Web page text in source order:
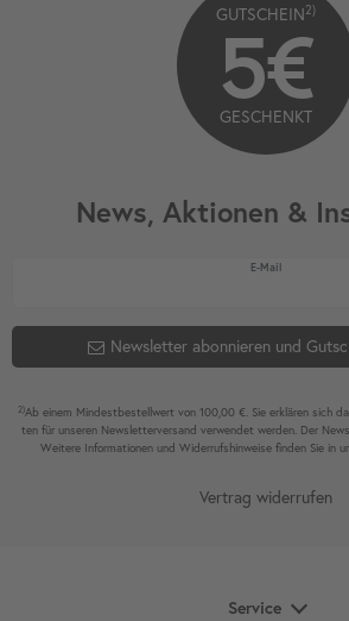
News, Aktionen &
E-MailNewsletter Honig
Newsletter abonnieren und
2)Ab einem Mindest­bestell­wert von 100,00 €. Sie erklären sich
ten für unseren News­letter­versand ver­wen­det werden. Der
Weitere Infor­mationen und Wider­rufshin­weise finden Sie in
GUTSCHEIN2)
5€
GESCHENKT
Vertrag widerrufen
Service